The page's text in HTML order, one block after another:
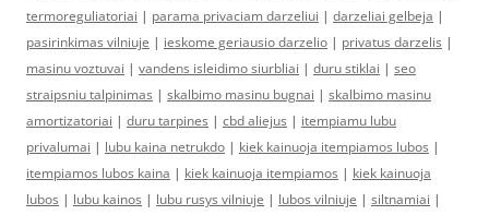
termoreguliatoriai | parama privaciam darzeliui | darzeliai gelbeja |
pasirinkimas vilniuje | ieskome geriausio darzelio | privatus darzelis |
masinu voztuvai | vandens isleidimo siurbliai | duru stiklai | seo
straipsniu talpinimas | skalbimo masinu bugnai | skalbimo masinu
amortizatoriai | duru tarpines | cbd aliejus | itempiamu lubu
privalumai | lubu kaina netrukdo | kiek kainuoja itempiamos lubos |
itempiamos lubos kaina | kiek kainuoja itempiamos | kiek kainuoja
lubos | lubu kainos | lubu rusys vilniuje | lubos vilniuje | siltnamiai |